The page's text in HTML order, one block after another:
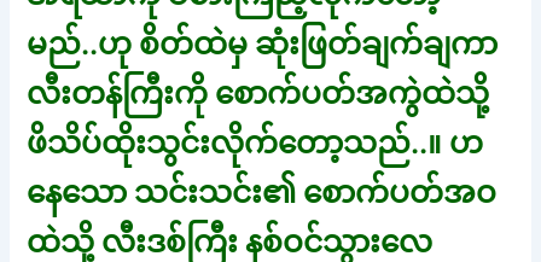
မည်..ဟု စိတ်ထဲမှ ဆုံးဖြတ်ချက်ချကာ
လီးတန်ကြီးကို စောက်ပတ်အကွဲထဲသို့
ဖိသိပ်ထိုးသွင်းလိုက်တော့သည်..။ ဟ
နေသော သင်းသင်း၏ စောက်ပတ်အဝ
ထဲသို့ လီးဒစ်ကြီး နစ်ဝင်သွားလေ